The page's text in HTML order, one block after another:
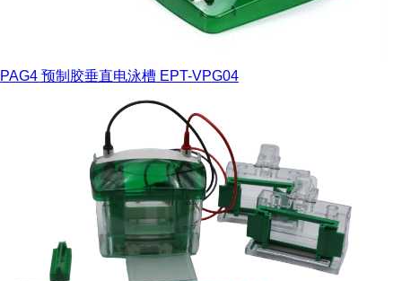
PAG4 预制胶垂直电泳槽 EPT-VPG04